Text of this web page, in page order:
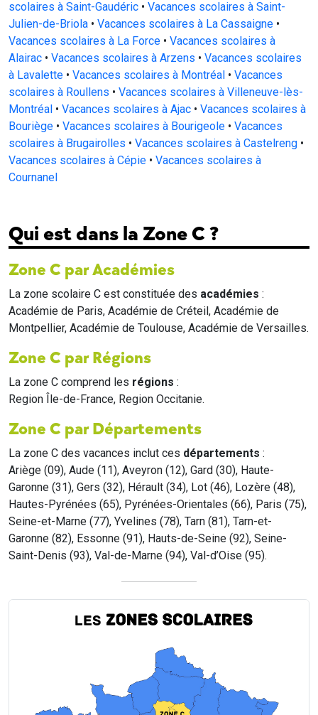
scolaires à Saint-Gaudéric • Vacances scolaires à Saint-
Julien-de-Briola • Vacances scolaires à La Cassaigne •
Vacances scolaires à La Force • Vacances scolaires à
Alairac • Vacances scolaires à Arzens • Vacances scolaires
à Lavalette • Vacances scolaires à Montréal • Vacances
scolaires à Roullens • Vacances scolaires à Villeneuve-lès-
Montréal • Vacances scolaires à Ajac • Vacances scolaires à
Bouriège • Vacances scolaires à Bourigeole • Vacances
scolaires à Brugairolles • Vacances scolaires à Castelreng •
Vacances scolaires à Cépie • Vacances scolaires à
Cournanel
Qui est dans la Zone C ?
Zone C par Académies
La zone scolaire C est constituée des académies :
Académie de Paris, Académie de Créteil, Académie de
Montpellier, Académie de Toulouse, Académie de Versailles.
Zone C par Régions
La zone C comprend les régions :
Region Île-de-France, Region Occitanie.
Zone C par Départements
La zone C des vacances inclut ces départements :
Ariège (09), Aude (11), Aveyron (12), Gard (30), Haute-
Garonne (31), Gers (32), Hérault (34), Lot (46), Lozère (48),
Hautes-Pyrénées (65), Pyrénées-Orientales (66), Paris (75),
Seine-et-Marne (77), Yvelines (78), Tarn (81), Tarn-et-
Garonne (82), Essonne (91), Hauts-de-Seine (92), Seine-
Saint-Denis (93), Val-de-Marne (94), Val-d’Oise (95).